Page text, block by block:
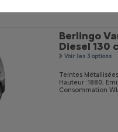
Berlingo
Diesel 130
Voir les 3 options
Teintes
Hauteur :1880;
Consommation